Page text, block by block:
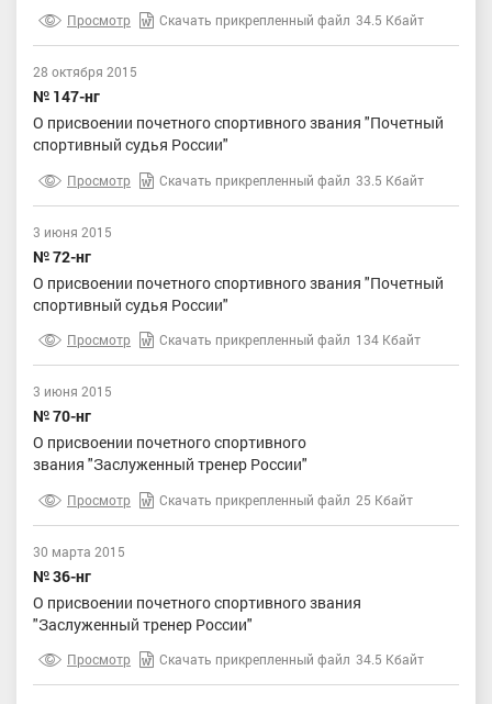
Просмотр Скачать прикрепленный файл 34.5 Кбайт
28 октября 2015
№ 147-нг
О присвоении почетного спортивного звания "Почетный
спортивный судья России"
Просмотр Скачать прикрепленный файл 33.5 Кбайт
3 июня 2015
№ 72-нг
О присвоении почетного спортивного звания "Почетный
спортивный судья России"
Просмотр Скачать прикрепленный файл 134 Кбайт
3 июня 2015
№ 70-нг
О присвоении почетного спортивного
звания "Заслуженный тренер России"
Просмотр Скачать прикрепленный файл 25 Кбайт
30 марта 2015
№ 36-нг
О присвоении почетного спортивного звания
"Заслуженный тренер России"
Просмотр Скачать прикрепленный файл 34.5 Кбайт